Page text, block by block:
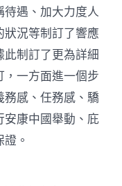
遇、加大力度人
況等制訂了響應
制訂了更為詳細
一方面進一個步
感、任務感、驕
康中國舉動、庇
。